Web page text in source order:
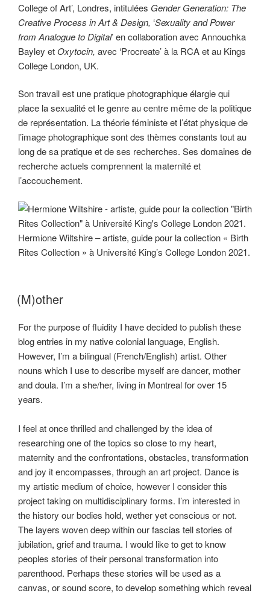
College of Art’, Londres, intitulées Gender Generation: The
Creative Process in Art & Design, ‘Sexuality and Power
from Analogue to Digital’ en collaboration avec Annouchka
Bayley et Oxytocin, avec ‘Procreate’ à la RCA et au Kings
College London, UK.
Son travail est une pratique photographique élargie qui
place la sexualité et le genre au centre même de la politique
de représentation. La théorie féministe et l’état physique de
l’image photographique sont des thèmes constants tout au
long de sa pratique et de ses recherches. Ses domaines de
recherche actuels comprennent la maternité et
l’accouchement.
Hermione Wiltshire – artiste, guide pour la collection « Birth
Rites Collection » à Université King’s College London 2021.
(M)other
For the purpose of fluidity I have decided to publish these
blog entries in my native colonial language, English.
However, I’m a bilingual (French/English) artist. Other
nouns which I use to describe myself are dancer, mother
and doula. I’m a she/her, living in Montreal for over 15
years.
I feel at once thrilled and challenged by the idea of
researching one of the topics so close to my heart,
maternity and the confrontations, obstacles, transformation
and joy it encompasses, through an art project. Dance is
my artistic medium of choice, however I consider this
project taking on multidisciplinary forms. I’m interested in
the history our bodies hold, wether yet conscious or not.
The layers woven deep within our fascias tell stories of
jubilation, grief and trauma. I would like to get to know
peoples stories of their personal transformation into
parenthood. Perhaps these stories will be used as a
canvas, or sound score, to develop something which reveal